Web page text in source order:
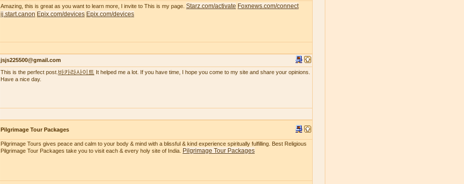
Amazing, this is great as you want to learn more, I invite to This is my page. Starz.com/activate Foxnews.com/connect
ij.start.canon Epix.com/devices Epix.com/devices
jsjs225500@gmail.com
This is the perfect post. 바카라사이트 It helped me a lot. If you have time, I hope you come to my site and share your opinions.
Have a nice day.
Pilgrimage Tour Packages
Pilgrimage Tours gives peace and calm to your body & mind with a blissful & kind experience spiritually fulfilling. Best Religious
Pilgrimage Tour Packages take you to visit each & every holy site of India.
Pilgrimage Tour Packages